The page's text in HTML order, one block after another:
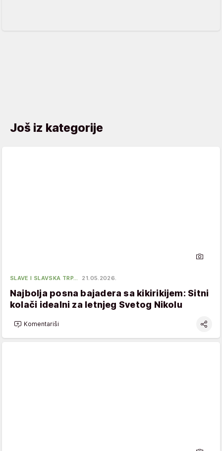
Još iz kategorije
SLAVE I SLAVSKA TRP… 21.05.2026.
Najbolja posna bajadera sa kikirikijem: Sitni
kolači idealni za letnjeg Svetog Nikolu
Komentariši